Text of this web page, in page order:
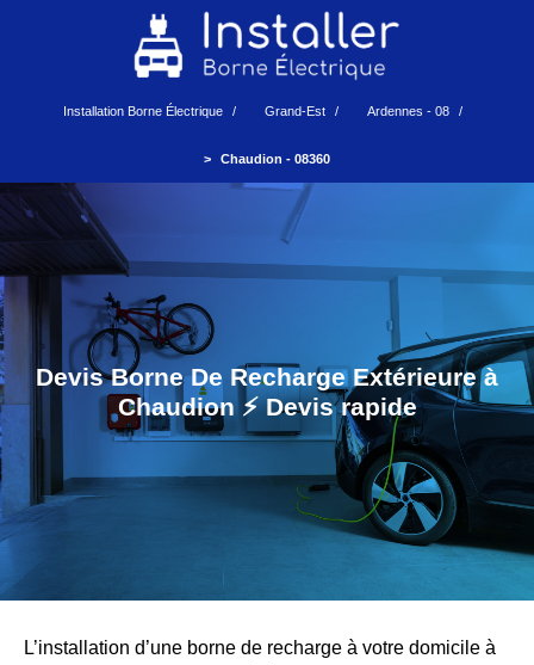
Installation Borne Électrique Grand-Est Ardennes - 08
Chaudion - 08360
Devis Borne De Recharge Extérieure à
Chaudion ⚡️ Devis rapide
L’installation d’une borne de recharge à votre domicile à